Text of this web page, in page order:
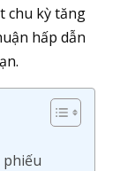
chu kỳ tăng
hấp dẫn
phiếu